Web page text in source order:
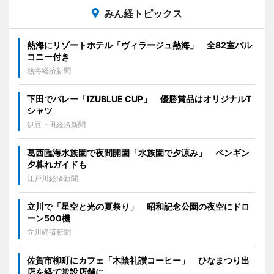
みん経トピックス
熱海にリゾートホテル「ヴィラージュ熱海」 全82室バル
コニー付き
熱海経済新聞
下田でバレー「IZUBLUE CUP」 優勝賞品はオリジナルT
シャツ
伊豆下田経済新聞
葛西臨海水族園で夜間開園「水族園で夕涼み」 ペンギン
夕暮れガイドも
江戸川経済新聞
立川で「星空と光の夏祭り」 昭和記念公園の夜空にドロ
ーン500機
立川経済新聞
佐賀市柳町にカフェ「木陰礼讃コーヒー」 ひなまつり出
店を経て常設店舗に